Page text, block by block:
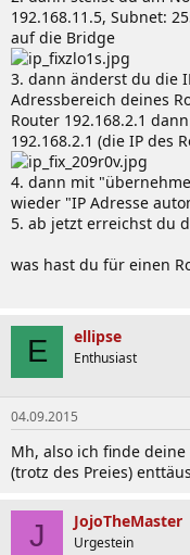
192.168.11.5, Subnet:
auf die Bridge
3. dann änderst du die
Adressbereich deines
Router 192.168.2.1
192.168.2.1 (die IP des
4. dann mit
wieder "IP Adresse
5. ab jetzt erreichst du
was hast du für einen
E ellipse
Enthusiast
04.09.2015
Mh, also ich finde
(trotz des Preies)
J JojoTheMaster
Urgestein